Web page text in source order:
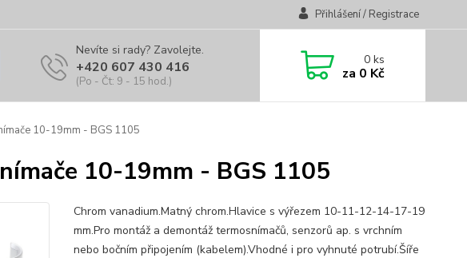
Přihlášení / Registrace
Nevíte si rady? Zavolejte.
+420 607 430 416
(Po - Čt: 9 - 15 hod.)
0ks
za 0 Kč
10-19mm - BGS 1105
10-19mm - BGS 1105
Chrom vanadium.Matný chrom.Hlavice s výřezem 10-11-12-14-17-19
mm.Pro montáž a demontáž termosnímačů, senzorů ap. s vrchním
nebo bočním připojením (kabelem).Vhodné i pro vyhnuté potrubí.Šíře